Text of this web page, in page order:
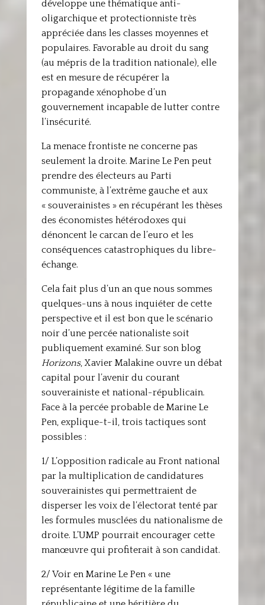
développe une thématique anti-
oligarchique et protectionniste très
appréciée dans les classes moyennes et
populaires. Favorable au droit du sang
(au mépris de la tradition nationale), elle
est en mesure de récupérer la
propagande xénophobe d’un
gouvernement incapable de lutter contre
l’insécurité.
La menace frontiste ne concerne pas
seulement la droite. Marine Le Pen peut
prendre des électeurs au Parti
communiste, à l’extrême gauche et aux
« souverainistes » en récupérant les thèses
des économistes hétérodoxes qui
dénoncent le carcan de l’euro et les
conséquences catastrophiques du libre-
échange.
Cela fait plus d’un an que nous sommes
quelques-uns à nous inquiéter de cette
perspective et il est bon que le scénario
noir d’une percée nationaliste soit
publiquement examiné. Sur son blog
Horizons, Xavier Malakine ouvre un débat
capital pour l’avenir du courant
souverainiste et national-républicain.
Face à la percée probable de Marine Le
Pen, explique-t-il, trois tactiques sont
possibles :
1/ L’opposition radicale au Front national
par la multiplication de candidatures
souverainistes qui permettraient de
disperser les voix de l’électorat tenté par
les formules musclées du nationalisme de
droite. L’UMP pourrait encourager cette
manœuvre qui profiterait à son candidat.
2/ Voir en Marine Le Pen « une
représentante légitime de la famille